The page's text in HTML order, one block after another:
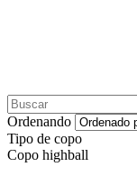
Ordenando
Tipo de copo
Copo highball